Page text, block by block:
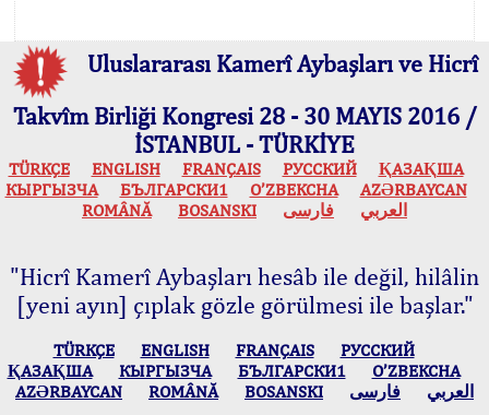
Uluslararası Kamerî Aybaşları ve Hicrî
Takvîm Birliği Kongresi 28 - 30 MAYIS 2016 /
İSTANBUL - TÜRKİYE
TÜRKÇE ENGLISH FRANÇAIS РУССКИЙ
ҚАЗАҚША
КЫPГЫЗЧA
БЪЛГАРСКИ1 O’ZBEKCHA
AZӘRBAYCAN
ROMÂNĂ
BOSANSKI العربي فارسی
"Hicrî Kamerî Aybaşları hesâb ile değil, hilâlin
[yeni ayın] çıplak gözle görülmesi ile başlar."
TÜRKÇE ENGLISH FRANÇAIS
РУССКИЙ
ҚАЗАҚША
КЫPГЫЗЧA БЪЛГАРСКИ1
O’ZBEKCHA
AZӘRBAYCAN
ROMÂNĂ BOSANSKI العربي فارسی